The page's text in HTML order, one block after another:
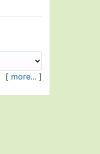
[ more... ]